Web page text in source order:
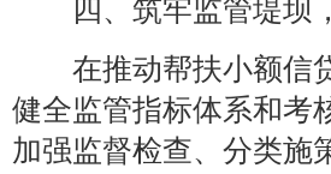
四、筑牢监管堤坝
在推动帮扶小额信贷
健全监管指标体系和考
加强监督检查、分类施